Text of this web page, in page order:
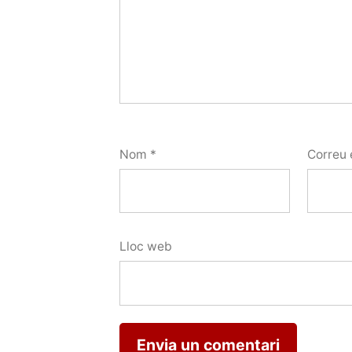
Nom * Correu
Lloc web